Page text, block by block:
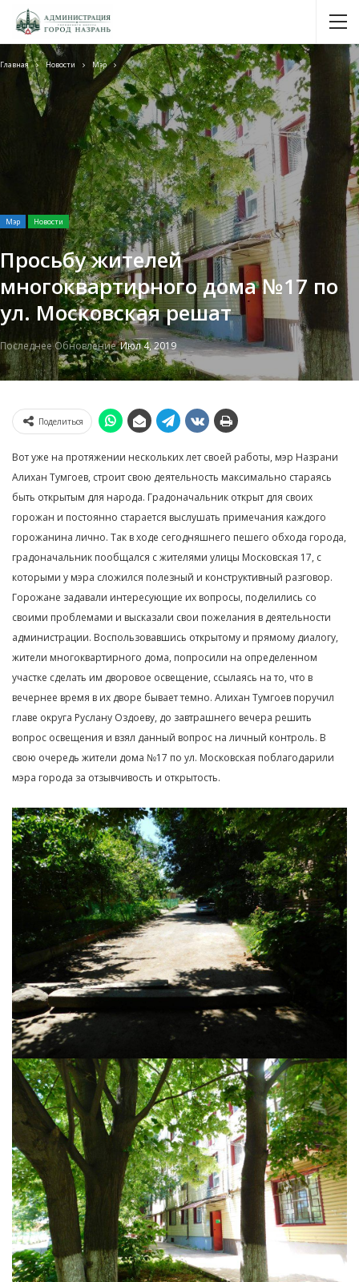
Главная Новости Мэр
Мэр Новости
Просьбу жителей
многоквартирного дома №17 по
ул. Московская решат
Последнее ОбновлениеИюл 4, 2019
Поделиться
Вот уже на протяжении нескольких лет своей работы, мэр Назрани
Алихан Тумгоев, строит свою деятельность максимально стараясь
быть открытым для народа. Градоначальник открыт для своих
горожан и постоянно старается выслушать примечания каждого
горожанина лично. Так в ходе сегодняшнего пешего обхода города,
градоначальник пообщался с жителями улицы Московская 17, с
которыми у мэра сложился полезный и конструктивный разговор.
Горожане задавали интересующие их вопросы, поделились со
своими проблемами и высказали свои пожелания в деятельности
администрации. Воспользовавшись открытому и прямому диалогу,
жители многоквартирного дома, попросили на определенном
участке сделать им дворовое освещение, ссылаясь на то, что в
вечернее время в их дворе бывает темно. Алихан Тумгоев поручил
главе округа Руслану Оздоеву, до завтрашнего вечера решить
вопрос освещения и взял данный вопрос на личный контроль. В
свою очередь жители дома №17 по ул. Московская поблагодарили
мэра города за отзывчивость и открытость.